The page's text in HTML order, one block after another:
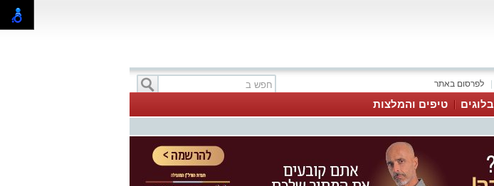
לפרסום באתר
בלוגים טיפים והמלצות